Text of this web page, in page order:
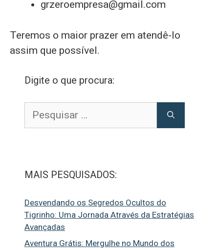
grzeroempresa@gmail.com
Teremos o maior prazer em atendê-lo
assim que possível.
Digite o que procura:
por:
MAIS PESQUISADOS:
Desvendando os Segredos Ocultos do
Tigrinho: Uma Jornada Através da Estratégias
Avançadas
Aventura Grátis: Mergulhe no Mundo dos